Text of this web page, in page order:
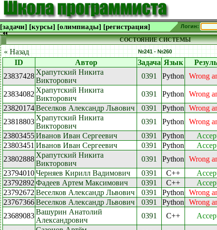
[задачи] [курсы] [олимпиады] [регистрация] Логин:
СОСТОЯНИЕ СИСТЕМЫ
« Назад №241 - №260
ID Автор Задача Язык
23837428 Храпутский Никита
Викторович
0391 Python Wrong
23834082 Храпутский Никита
Викторович
0391 Python
Wrong
23820174Веселков Александр Львович 0391 Python
Wrong
23818803 Храпутский Никита
Викторович
0391 Python
Wrong
23803455Иванов Иван Сергеевич 0391 Python
23803451 Иванов Иван Сергеевич 0391 Python
23802888 Храпутский Никита
Викторович
0391 Python
Wrong
23794010Черняев Кирилл Вадимович 0391 C++
23792892 Фадеев Артем Максимович 0391 C++
23792672 Веселков Александр Львович 0391 Python
Wrong
23767366Веселков Александр Львович 0391 Python
Wrong
23689083Вашурин Анатолий
Александрович
0391 C++